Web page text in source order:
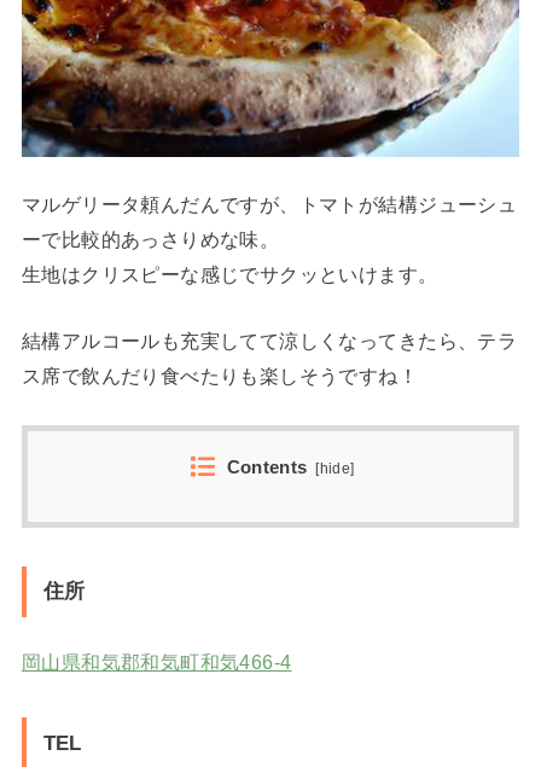
マルゲリータ頼んだんですが、トマトが結構ジューシュ
ーで比較的あっさりめな味。
生地はクリスピーな感じでサクッといけます。
結構アルコールも充実してて涼しくなってきたら、テラ
ス席で飲んだり食べたりも楽しそうですね！
Contents [hide]
住所
岡山県和気郡和気町和気466-4
TEL